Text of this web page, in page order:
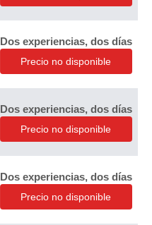
Dos experiencias, dos días
Precio no disponible
Dos experiencias, dos días
Precio no disponible
Dos experiencias, dos días
Precio no disponible